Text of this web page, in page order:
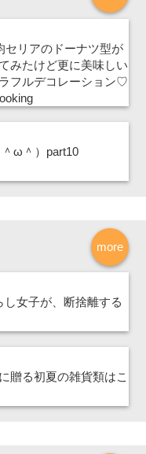
セリアのドーナツ型が
みたけど更に美味しい
フルデコレーション♡
ω＾）part10
more
女子が、断捨離する
贈る初夏の雑貨類はこ